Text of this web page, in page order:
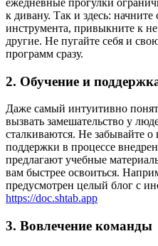
к дивану. Так и здесь:
инструмента, привыкните к
другие. Не пугайте себя и
программ сразу.
2. Обучение и
Даже самый интуитивно
вызвать замешательство у
сталкиваются. Не забывайте
поддержки в процессе
предлагают учебные
вам быстрее освоиться.
предусмотрен целый блог с
https://doc.shtab.app
3. Вовлечение команды